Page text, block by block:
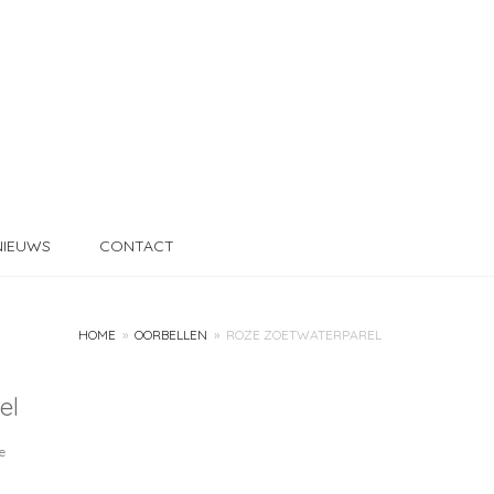
CONTACT
HOME » OORBELLEN » ROZE ZOETWATERPAREL